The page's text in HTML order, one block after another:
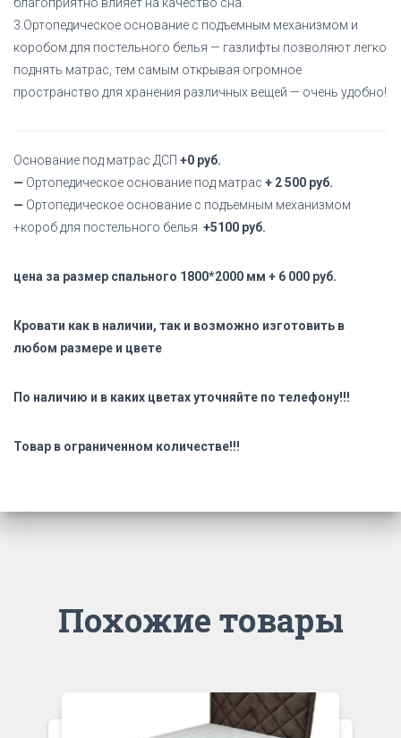
3.Ортопедическое основание с подъемным механизмом и
коробом для постельного белья — газлифты позволяют легко
поднять матрас, тем самым открывая огромное
пространство для хранения различных вещей — очень удобно!
Основание под матрас ДСП +0 руб.
— Ортопедическое основание под матрас + 2 500 руб.
— Ортопедическое основание с подъемным механизмом
+короб для постельного белья +5100 руб.
цена за размер спального 1800*2000 мм + 6 000 руб.
Кровати как в наличии, так и возможно изготовить в
любом размере и цвете
По наличию и в каких цветах уточняйте по телефону!!!
Товар в ограниченном количестве!!!
Похожие товары